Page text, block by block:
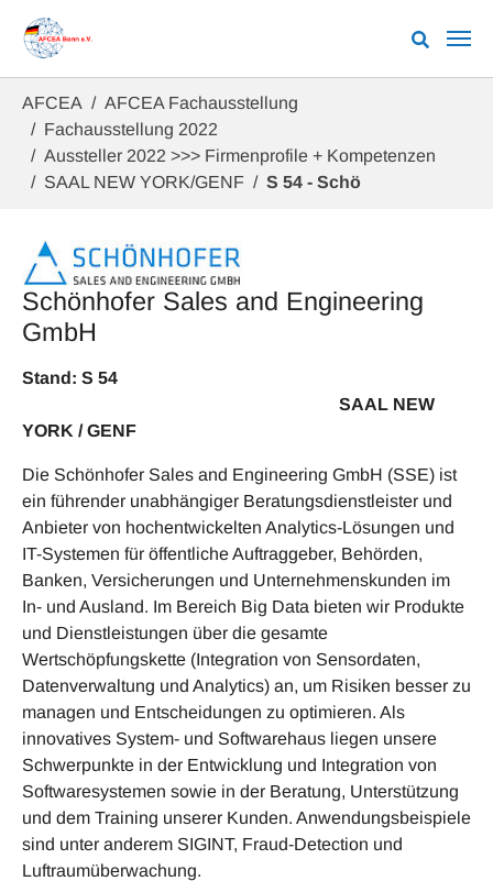
AFCEA
AFCEA Fachausstellung
Fachausstellung 2022
Aussteller 2022 >>> Firmenprofile + Kompetenzen
SAAL NEW YORK/GENF
S 54 - Schö
Schönhofer Sales and Engineering
GmbH
Stand: S 54
SAAL NEW
YORK / GENF
Die Schönhofer Sales and Engineering GmbH (SSE) ist
ein führender unabhängiger Beratungsdienstleister und
Anbieter von hochentwickelten Analytics-Lösungen und
IT-Systemen für öffentliche Auftraggeber, Behörden,
Banken, Versicherungen und Unternehmenskunden im
In- und Ausland. Im Bereich Big Data bieten wir Produkte
und Dienstleistungen über die gesamte
Wertschöpfungskette (Integration von Sensordaten,
Datenverwaltung und Analytics) an, um Risiken besser zu
managen und Entscheidungen zu optimieren. Als
innovatives System- und Softwarehaus liegen unsere
Schwerpunkte in der Entwicklung und Integration von
Softwaresystemen sowie in der Beratung, Unterstützung
und dem Training unserer Kunden. Anwendungsbeispiele
sind unter anderem SIGINT, Fraud-Detection und
Luftraum­überwachung.